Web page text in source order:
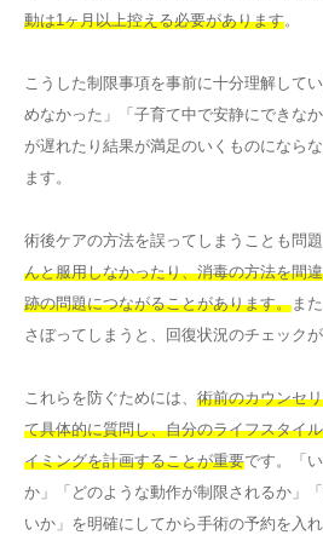
動は1ヶ月以上控える必要があります。
こうした制限事項を事前に十分理解して
めなかった」「子育て中で安静にできな
が遅れたり結果が満足のいくものになら
ます。
術後ケアの方法を誤ってしまうことも問題
んと服用しなかったり、消毒の方法を間
跡の問題につながることがあります。ま
さぼってしまうと、回復状況のチェック
これらを防ぐためには、 術前のカウンセ
て具体的に質問し、自分のライフスタイ
イミングを計画することが重要です。「
か」「どのような動作が制限されるか」
いか」を明確にしてから手術の予約を入れ